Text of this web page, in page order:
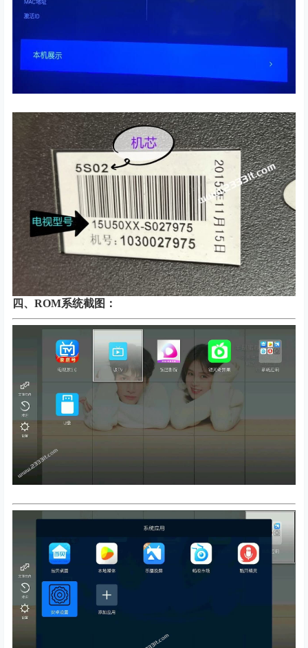
四、 ROM系统截图：